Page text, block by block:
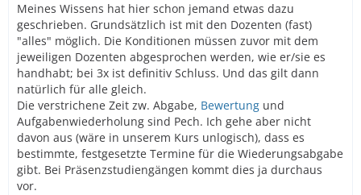
Meines Wissens hat hier schon jemand etwas dazu
geschrieben. Grundsätzlich ist mit den Dozenten (fast)
"alles" möglich. Die Konditionen müssen zuvor mit dem
jeweiligen Dozenten abgesprochen werden, wie er/sie es
handhabt; bei 3x ist definitiv Schluss. Und das gilt dann
natürlich für alle gleich.
Die verstrichene Zeit zw. Abgabe, Bewertung und
Aufgabenwiederholung sind Pech. Ich gehe aber nicht
davon aus (wäre in unserem Kurs unlogisch), dass es
bestimmte, festgesetzte Termine für die Wiederungsabgabe
gibt. Bei Präsenzstudiengängen kommt dies ja durchaus
vor.